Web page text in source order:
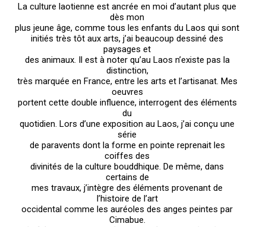
La culture laotienne est ancrée en moi d’autant plus que
dès mon
plus jeune âge, comme tous les enfants du Laos qui sont
initiés très tôt aux arts, j’ai beaucoup dessiné des
paysages et
des animaux. Il est à noter qu’au Laos n’existe pas la
distinction,
très marquée en France, entre les arts et l’artisanat. Mes
oeuvres
portent cette double influence, interrogent des éléments
du
quotidien. Lors d’une exposition au Laos, j’ai conçu une
série
de paravents dont la forme en pointe reprenait les
coiffes des
divinités de la culture bouddhique. De même, dans
certains de
mes travaux, j’intègre des éléments provenant de
l’histoire de l’art
occidental comme les auréoles des anges peintes par
Cimabue.